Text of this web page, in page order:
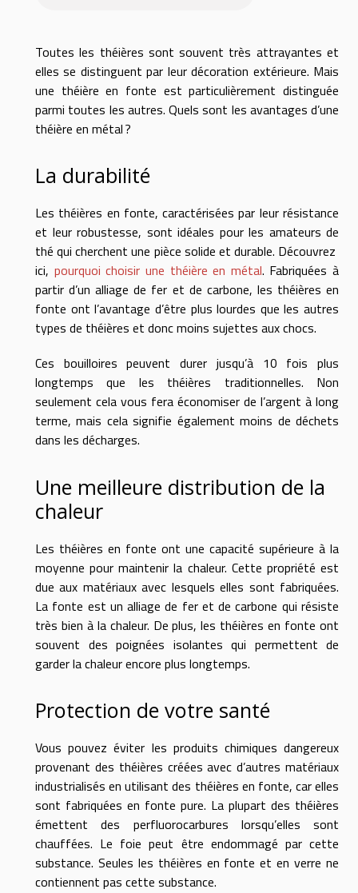
Toutes les théières sont souvent très attrayantes et
elles se distinguent par leur décoration extérieure. Mais
une théière en fonte est particulièrement distinguée
parmi toutes les autres. Quels sont les avantages d’une
théière en métal ?
La durabilité
Les théières en fonte, caractérisées par leur résistance
et leur robustesse, sont idéales pour les amateurs de
thé qui cherchent une pièce solide et durable. Découvrez
ici, pourquoi choisir une théière en métal. Fabriquées à
partir d’un alliage de fer et de carbone, les théières en
fonte ont l’avantage d’être plus lourdes que les autres
types de théières et donc moins sujettes aux chocs.
Ces bouilloires peuvent durer jusqu’à 10 fois plus
longtemps que les théières traditionnelles. Non
seulement cela vous fera économiser de l’argent à long
terme, mais cela signifie également moins de déchets
dans les décharges.
Une meilleure distribution de la
chaleur
Les théières en fonte ont une capacité supérieure à la
moyenne pour maintenir la chaleur. Cette propriété est
due aux matériaux avec lesquels elles sont fabriquées.
La fonte est un alliage de fer et de carbone qui résiste
très bien à la chaleur. De plus, les théières en fonte ont
souvent des poignées isolantes qui permettent de
garder la chaleur encore plus longtemps.
Protection de votre santé
Vous pouvez éviter les produits chimiques dangereux
provenant des théières créées avec d’autres matériaux
industrialisés en utilisant des théières en fonte, car elles
sont fabriquées en fonte pure. La plupart des théières
émettent des perfluorocarbures lorsqu’elles sont
chauffées. Le foie peut être endommagé par cette
substance. Seules les théières en fonte et en verre ne
contiennent pas cette substance.